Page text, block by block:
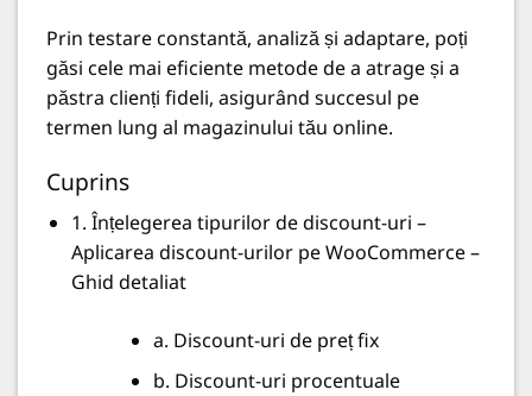
Prin testare constantă, analiză și adaptare, poți
găsi cele mai eficiente metode de a atrage și a
păstra clienți fideli, asigurând succesul pe
termen lung al magazinului tău online.
Cuprins
1. Înțelegerea tipurilor de discount-uri –
Aplicarea discount-urilor pe WooCommerce –
Ghid detaliat
a. Discount-uri de preț fix
b. Discount-uri procentuale